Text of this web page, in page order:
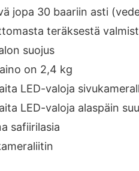
jopa 30 baariin asti
teräksestä
suojus
on 2,4 kg
LED-valoja
LED-valoja alaspäin
safiirilasia